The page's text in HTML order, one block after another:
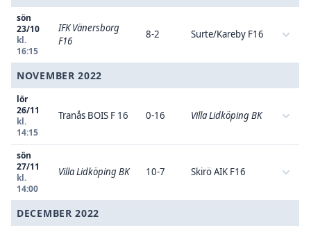
sön
23/10
kl.
16:15
IFK Vänersborg
F16
8-2 Surte/Kareby F16
NOVEMBER 2022
lör
26/11
kl.
14:15
Tranås BOIS F 16 0-16 Villa Lidköping BK
sön
27/11
kl.
14:00
Villa Lidköping BK 10-7 Skirö AIK F16
DECEMBER 2022